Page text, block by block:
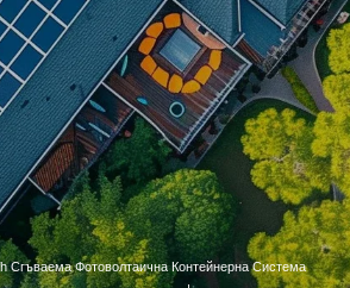
Сгъваема Фотоволтаична Контейнерна Система